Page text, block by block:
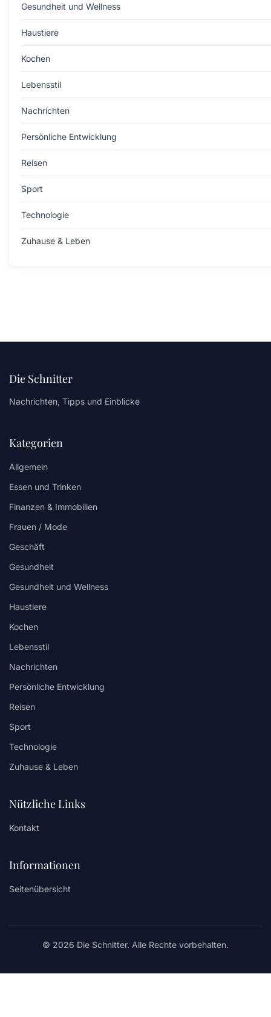
Gesundheit und Wellness
Haustiere
Kochen
Lebensstil
Nachrichten
Persönliche Entwicklung
Reisen
Sport
Technologie
Zuhause & Leben
Die Schnitter
Nachrichten, Tipps und Einblicke
Kategorien
Allgemein
Essen und Trinken
Finanzen & Immobilien
Frauen / Mode
Geschäft
Gesundheit
Gesundheit und Wellness
Haustiere
Kochen
Lebensstil
Nachrichten
Persönliche Entwicklung
Reisen
Sport
Technologie
Zuhause & Leben
Nützliche Links
Kontakt
Informationen
Seitenübersicht
© 2026 Die Schnitter. Alle Rechte vorbehalten.